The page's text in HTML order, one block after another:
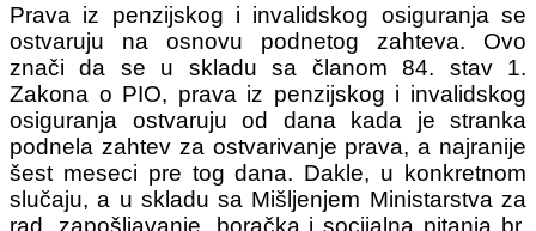
Prava iz penzijskog i invalidskog osiguranja se
ostvaruju na osnovu podnetog zahteva. Ovo
znači da se u skladu sa članom 84. stav 1.
Zakona o PIO, prava iz penzijskog i invalidskog
osiguranja ostvaruju od dana kada je stranka
podnela zahtev za ostvarivanje prava, a najranije
šest meseci pre tog dana. Dakle, u konkretnom
slučaju, a u skladu sa Mišljenjem Ministarstva za
rad, zapošljavanje, boračka i socijalna pitanja br.